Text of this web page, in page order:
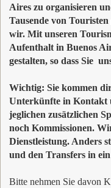
Aires zu organisieren
Tausende von
wir. Mit unseren
Aufenthalt in Buenos
gestalten, so dass Sie
Wichtig: Sie kommen
Unterkünfte in Kontakt
jeglichen zusätzlichen
noch Kommissionen.
Dienstleistung. Anders
und den Transfers in
Bitte nehmen Sie davon